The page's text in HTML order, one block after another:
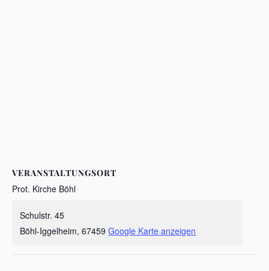
VERANSTALTUNGSORT
Prot. Kirche Böhl
Schulstr. 45
Böhl-Iggelheim, 67459 Google Karte anzeigen